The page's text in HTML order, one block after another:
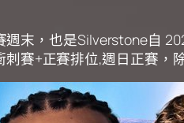
末，也是Silverstone自
賽+正賽排位,週日正賽